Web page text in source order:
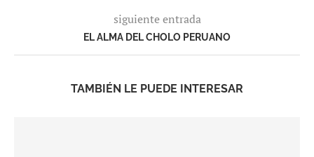
siguiente entrada
EL ALMA DEL CHOLO PERUANO
TAMBIÉN LE PUEDE INTERESAR